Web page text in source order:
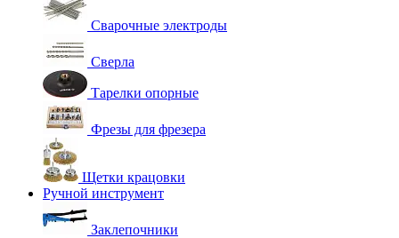
Сварочные электроды
Сверла
Тарелки опорные
Фрезы для фрезера
Щетки крацовки
Ручной инструмент
Заклепочники